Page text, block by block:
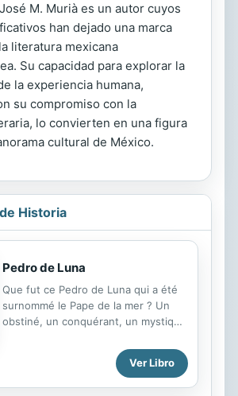
M. Murià es un autor cuyos
han dejado una marca
literatura mexicana
Su capacidad para explorar la
la experiencia humana,
su compromiso con la
lo convierten en una figura
cultural de México.
Historia
Pedro de Luna
Que fut ce Pedro de Luna qui a été
surnommé le Pape de la mer ? Un
obstiné, un conquérant, un mystique
prophète, qui semble avoir pressenti
la Réforme, se manifeste le génie
politique de l’Aragon, qui s’incarnera
Ver Libro